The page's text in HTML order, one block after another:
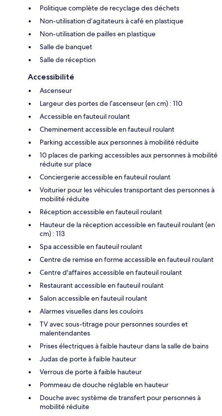
Politique complète de recyclage des déchets
Non-utilisation d’agitateurs à café en plastique
Non-utilisation de pailles en plastique
Salle de banquet
Salle de réception
Accessibilité
Ascenseur
Largeur des portes de l’ascenseur (en cm) : 110
Accessible en fauteuil roulant
Cheminement accessible en fauteuil roulant
Parking accessible aux personnes à mobilité réduite
10 places de parking accessibles aux personnes à mobilité
réduite sur place
Conciergerie accessible en fauteuil roulant
Voiturier pour les véhicules transportant des personnes à
mobilité réduite
Réception accessible en fauteuil roulant
Hauteur de la réception accessible en fauteuil roulant (en
cm) : 113
Spa accessible en fauteuil roulant
Centre de remise en forme accessible en fauteuil roulant
Centre d'affaires accessible en fauteuil roulant
Restaurant accessible en fauteuil roulant
Salon accessible en fauteuil roulant
Alarmes visuelles dans les couloirs
TV avec sous-titrage pour personnes sourdes et
malentendantes
Prises électriques à faible hauteur dans la salle de bains
Judas de porte à faible hauteur
Verrous de porte à faible hauteur
Pommeau de douche réglable en hauteur
Douche avec système de transfert pour personnes à
mobilité réduite